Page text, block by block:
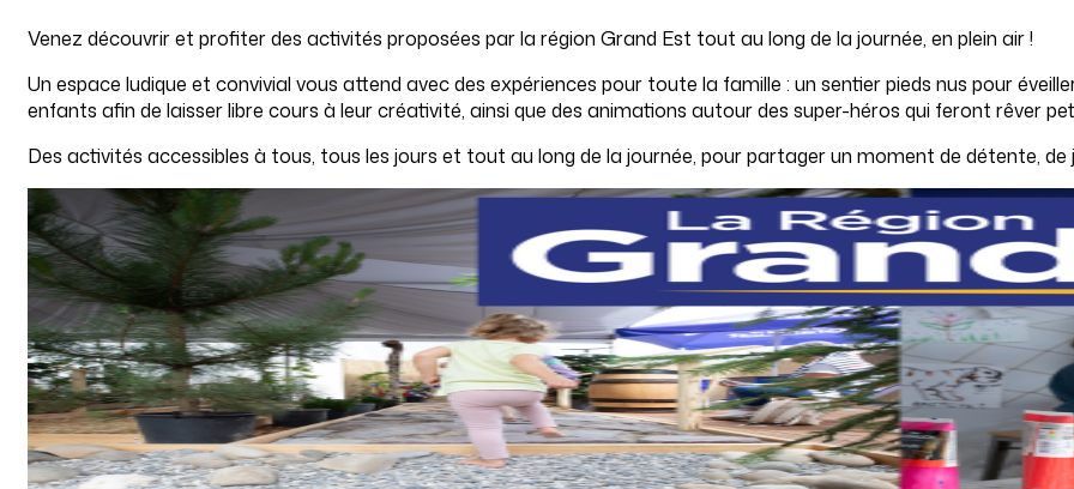
Venez découvrir et profiter des activités proposées par la région Grand Est tout au long de la journée, en plein air !
Un espace ludique et convivial vous attend avec des expériences pour toute la famille : un sentier pieds nus pour
enfants afin de laisser libre cours à leur créativité, ainsi que des animations autour des super-héros qui feront rêver
Des activités accessibles à tous, tous les jours et tout au long de la journée, pour partager un moment de détente, de